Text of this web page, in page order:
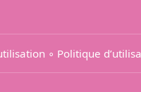
∘ Politique